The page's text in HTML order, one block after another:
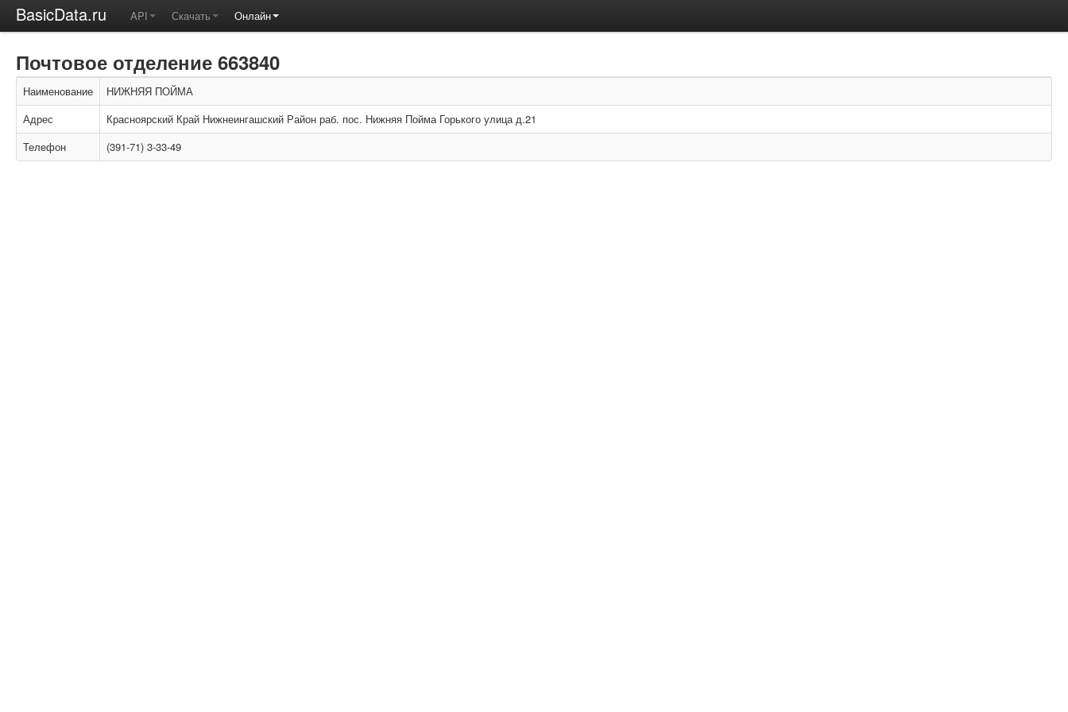
BasicData.ru API Скачать Онлайн
Почтовое отделение 663840
Наименование
НИЖНЯЯ ПОЙМА
Адрес
Красноярский Край Нижнеингашский Район раб. пос. Нижняя Пойма Горького улица д.21
Телефон
(391-71) 3-33-49